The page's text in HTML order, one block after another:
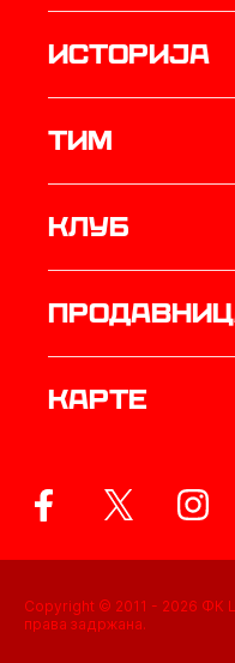
историја
ТИМ
Клуб
Карте
Copyright © 2011 - 2026 ФК
права задржана.